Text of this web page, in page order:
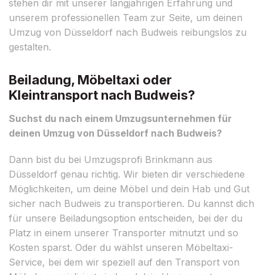
stehen dir mit unserer langjährigen Erfahrung und
unserem professionellen Team zur Seite, um deinen
Umzug von Düsseldorf nach Budweis reibungslos zu
gestalten.
Beiladung, Möbeltaxi oder
Kleintransport nach Budweis?
Suchst du nach einem Umzugsunternehmen für
deinen Umzug von Düsseldorf nach Budweis?
Dann bist du bei Umzugsprofi Brinkmann aus
Düsseldorf genau richtig. Wir bieten dir verschiedene
Möglichkeiten, um deine Möbel und dein Hab und Gut
sicher nach Budweis zu transportieren. Du kannst dich
für unsere Beiladungsoption entscheiden, bei der du
Platz in einem unserer Transporter mitnutzt und so
Kosten sparst. Oder du wählst unseren Möbeltaxi-
Service, bei dem wir speziell auf den Transport von